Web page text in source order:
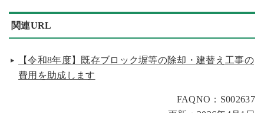
関連URL
【令和8年度】既存ブロック塀等の除却・建替え工事の
費用を助成します
FAQNO：S002637